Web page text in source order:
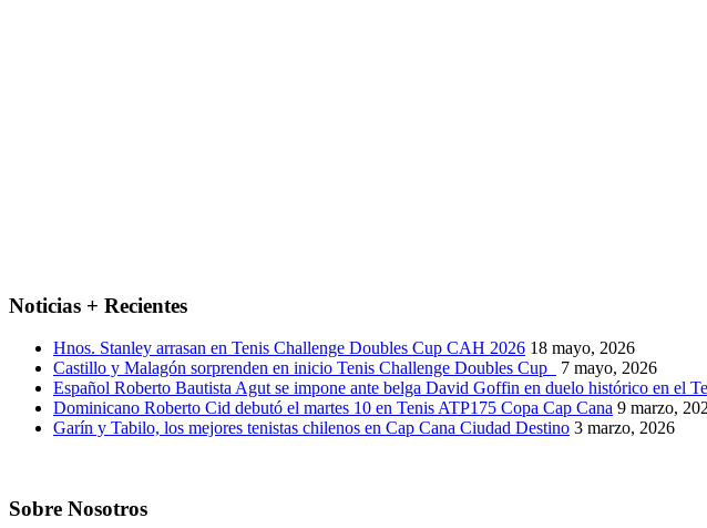
Noticias + Recientes
Hnos. Stanley arrasan en Tenis Challenge Doubles Cup CAH 2026 18 mayo, 2026
Castillo y Malagón sorprenden en inicio Tenis Challenge Doubles Cup
7 mayo, 2026
Español Roberto Bautista Agut se impone ante belga David Goffin en duelo histórico en el
Dominicano Roberto Cid debutó el martes 10 en Tenis ATP175 Copa Cap Cana 9 marzo,
Garín y Tabilo, los mejores tenistas chilenos en Cap Cana Ciudad Destino 3 marzo, 2026
Sobre Nosotros